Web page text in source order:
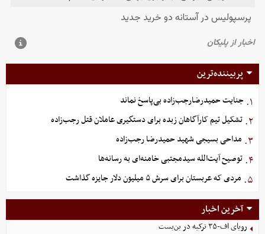
پربیننده‌ترین
۱. جنایت حمیدرضارجب‌زاده بی‌پاسخ نماند
۲. تشکیل تیم کارآگاهان زبده برای دستگیری عاملان قتل رجب‌زاده
۳. مداحی بسیجی شهید حمیدرضا رجب‌زاده
۴. توصیح آیت‌الله سیدمجتبی خامنه‌ای به رسانه‌ها
۵. مردی که عربستان برای سرش ۵ میلیون دلار جایزه گذاشت
آخرین اخبار
رویای اف-۳۵ ترکیه در بن‌بست